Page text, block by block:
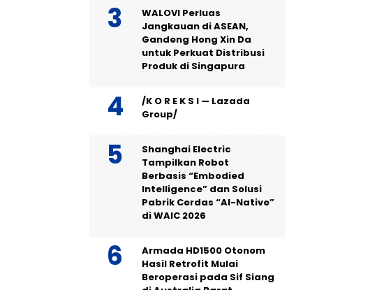
WALOVI Perluas
Jangkauan di ASEAN,
Gandeng Hong Xin Da
untuk Perkuat Distribusi
Produk di Singapura
/K O R E K S I — Lazada
Group/
Shanghai Electric
Tampilkan Robot
Berbasis “Embodied
Intelligence” dan Solusi
Pabrik Cerdas “AI-Native”
di WAIC 2026
Armada HD1500 Otonom
Hasil Retrofit Mulai
Beroperasi pada Sif Siang